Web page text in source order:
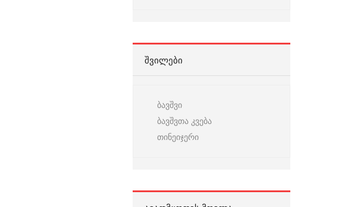
ᲨᲕᲘᲚᲔᲑᲘ
ბავშვი
ბავშვთა კვება
თინეიჯერი